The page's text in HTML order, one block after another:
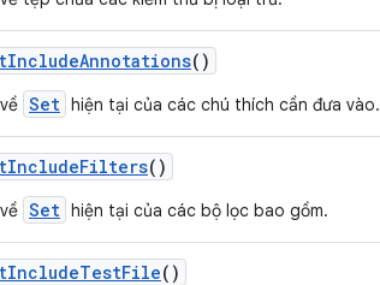
IncludeAnnotations()
Set hiện tại của các chú thích cần đưa vào.
IncludeFilters()
Set hiện tại của các bộ lọc bao gồm.
IncludeTestFile()